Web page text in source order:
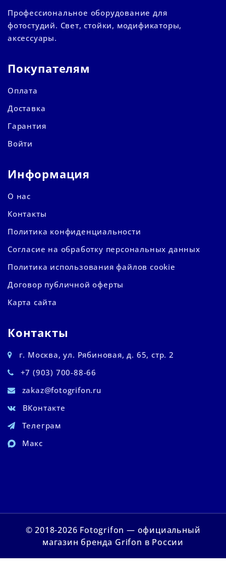
Профессиональное оборудование для
фотостудий. Свет, стойки, модификаторы,
аксессуары.
Покупателям
Оплата
Доставка
Гарантия
Войти
Информация
О нас
Контакты
Политика конфиденциальности
Согласие на обработку персональных данных
Политика использования файлов cookie
Договор публичной оферты
Карта сайта
Контакты
г. Москва, ул. Рябиновая, д. 65, стр. 2
+7 (903) 700-88-66
zakaz@fotogrifon.ru
ВКонтакте
Телеграм
Макс
© 2018-2026 Fotogrifon — официальный
магазин бренда Grifon в России